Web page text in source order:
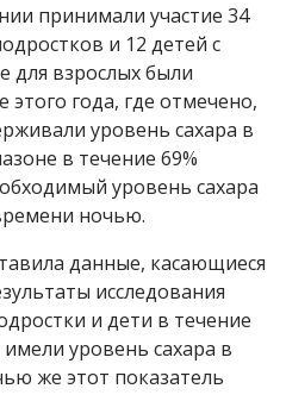
принимали участие 34
и 12 детей с
для взрослых были
года, где отмечено,
уровень сахара в
в течение 69%
уровень сахара
ночью.
данные, касающиеся
исследования
и дети в течение
уровень сахара в
же этот показатель